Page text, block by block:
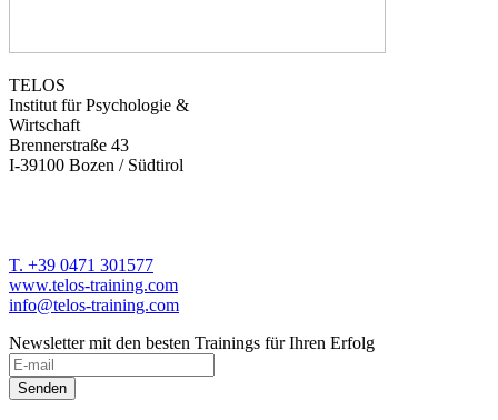
TELOS
Institut für Psychologie &
Wirtschaft
Brennerstraße 43
I-39100 Bozen / Südtirol
T. +39 0471 301577
www.telos-training.com
info@telos-training.com
Newsletter mit den besten Trainings für Ihren Erfolg